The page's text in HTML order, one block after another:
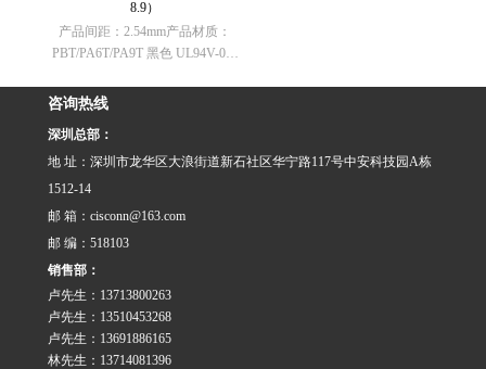
8.9）
产品间距：2.54mm产品材质：
PBT/PA6T/PA9T 黑色 UL94V-0欧
（2011/65/EU）要求欧盟REACH
SVHC(1907/2006/……
咨询热线
深圳总部：
地 址：深圳市龙华区大浪街道新石社区华宁路117号中安科技园A栋
1512-14
邮 箱：cisconn@163.com
邮 编：518103
销售部：
卢先生：13713800263
卢先生：13510453268
卢先生：13691886165
林先生：13714081396